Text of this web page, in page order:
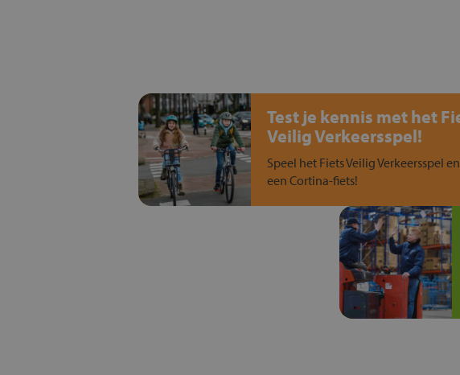
Test je kennis met het
Veilig Verkeersspel!
Speel het Fiets Veilig Verkeersspel
een Cortina-fiets!